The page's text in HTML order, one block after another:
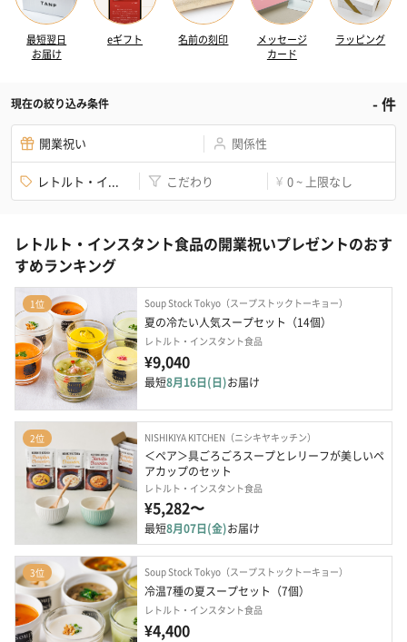
最短翌日
お届け
eギフト 名前の刻印
メッセージ
カード
ラッピング
現在の絞り込み条件 -件
開業祝い 関係性
レトルト・イ... こだわり ¥ 0 ~ 上限なし
レトルト・インスタント食品の開業祝いプレゼントのおす
すめランキング
1位 Soup Stock Tokyo（スープストックトーキョー）
夏の冷たい人気スープセット（14個）
レトルト・インスタント食品
¥9,040
最短8月16日(日)お届け
2位 NISHIKIYA KITCHEN（ニシキヤキッチン）
＜ペア＞具ごろごろスープとレリーフが美しいペ
アカップのセット
レトルト・インスタント食品
¥5,282〜
最短8月07日(金)お届け
3位 Soup Stock Tokyo（スープストックトーキョー）
冷温7種の夏スープセット（7個）
レトルト・インスタント食品
¥4,400